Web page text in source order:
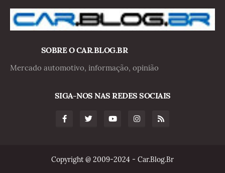
SOBRE O CAR.BLOG.BR
Mercado automotivo, informação, opinião
SIGA-NOS NAS REDES SOCIAIS
Copyright @ 2009-2024 - Car.Blog.Br